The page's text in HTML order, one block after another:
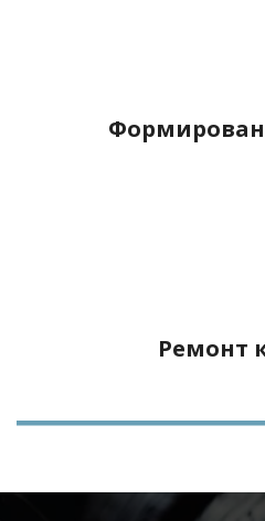
Ремонт